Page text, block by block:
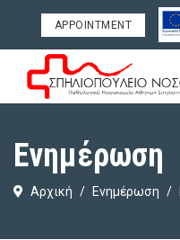
APPOINTMENT
Ενημέρωση
Αρχική Ενημέρωση